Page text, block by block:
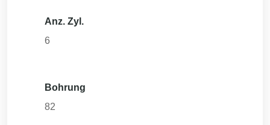
Anz. Zyl.
6
Bohrung
82